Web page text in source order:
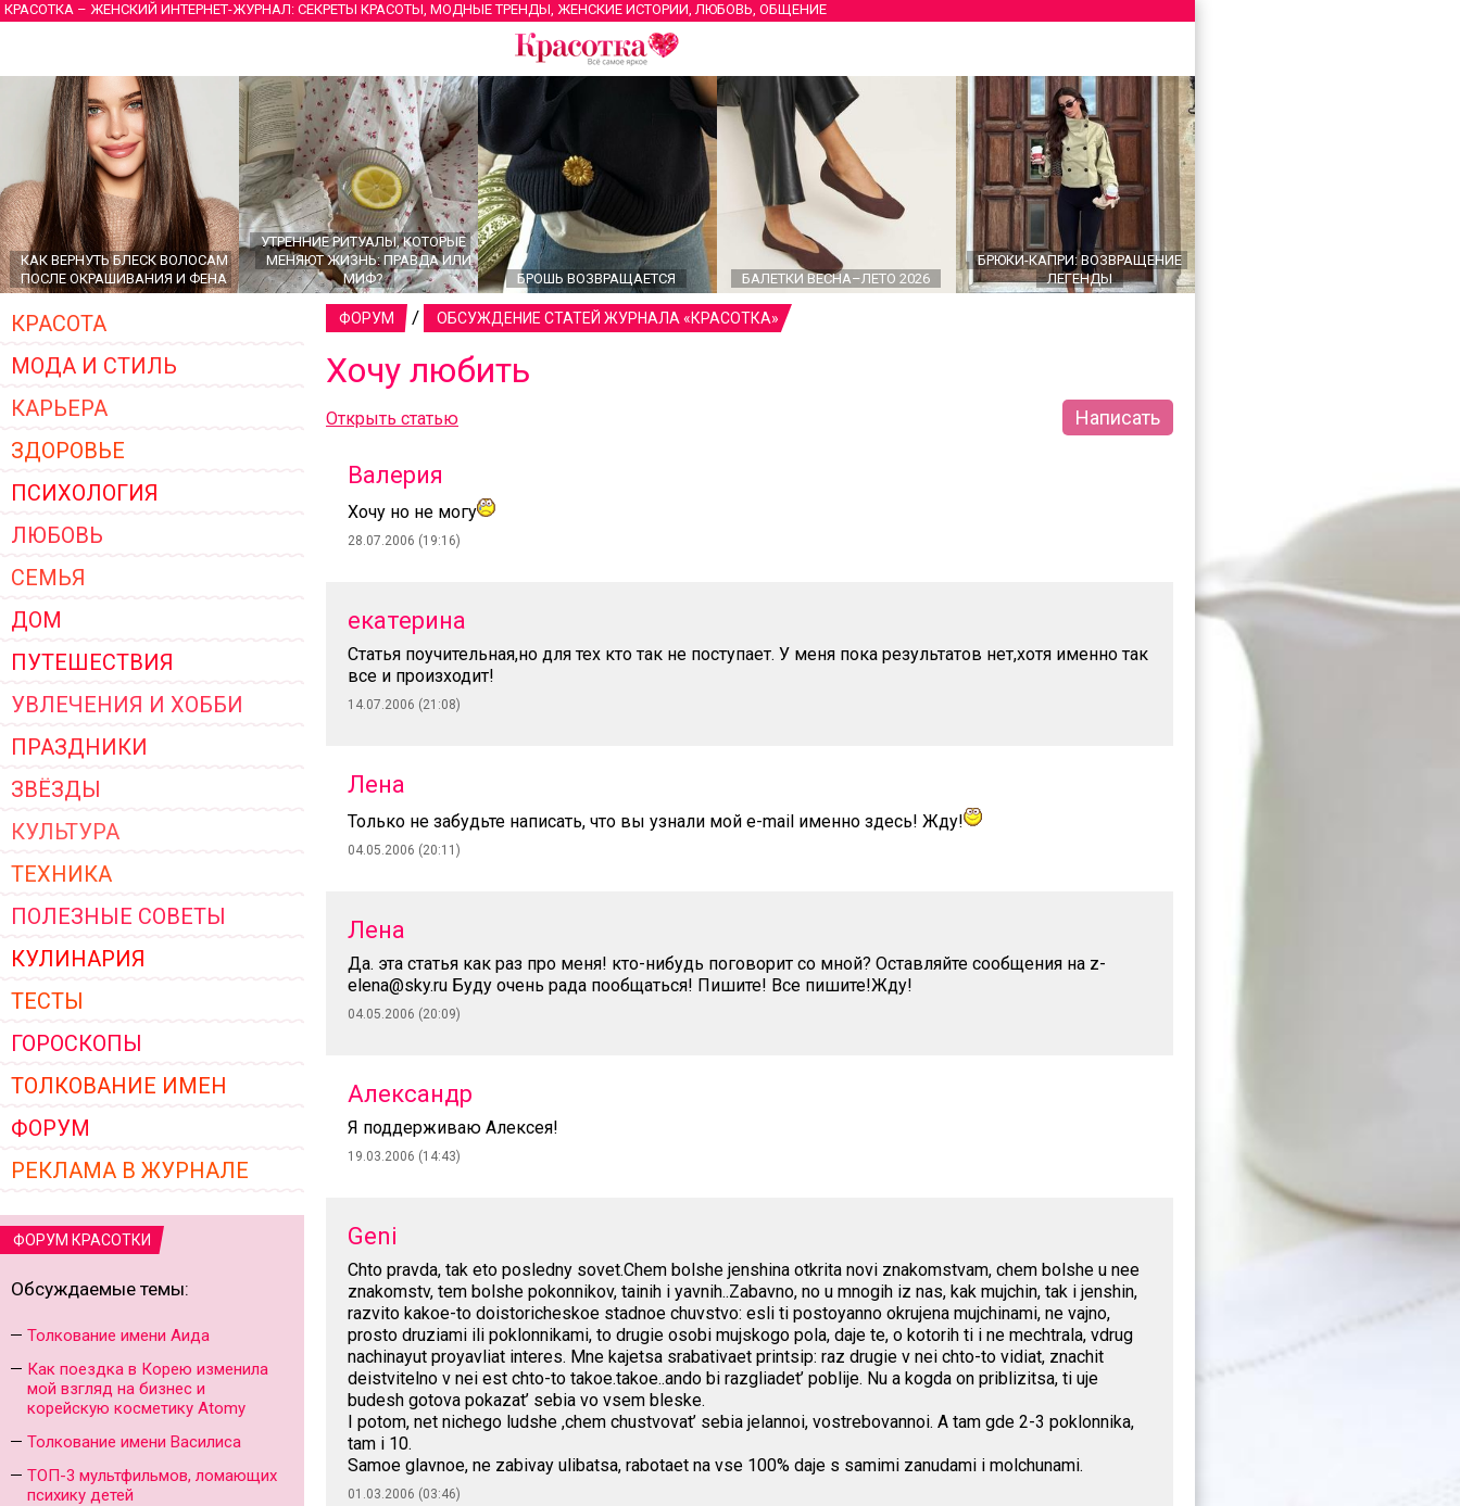
КРАСОТКА – ЖЕНСКИЙ ИНТЕРНЕТ-ЖУРНАЛ: СЕКРЕТЫ КРАСОТЫ, МОДНЫЕ ТРЕНДЫ, ЖЕНСКИЕ ИСТОРИИ, ЛЮБОВЬ, ОБЩЕНИЕ
КАК ВЕРНУТЬ БЛЕСК ВОЛОСАМ
ПОСЛЕ ОКРАШИВАНИЯ И ФЕНА
УТРЕННИЕ РИТУАЛЫ, КОТОРЫЕ
МЕНЯЮТ ЖИЗНЬ: ПРАВДА ИЛИ
МИФ?
БРОШЬ ВОЗВРАЩАЕТСЯ БАЛЕТКИ ВЕСНА–ЛЕТО 2026
БРЮКИ-КАПРИ: ВОЗВРАЩЕНИЕ
ЛЕГЕНДЫ
ГЛАВНЫЕ ТРЕНДЫ ВЕРХНЕЙ
ЖЕНСКОЙ ОДЕЖДЫ 2026
КРАСОТА
МОДА И СТИЛЬ
КАРЬЕРА
ЗДОРОВЬЕ
ПСИХОЛОГИЯ
ЛЮБОВЬ
СЕМЬЯ
ДОМ
ПУТЕШЕСТВИЯ
УВЛЕЧЕНИЯ И ХОББИ
ПРАЗДНИКИ
ЗВЁЗДЫ
КУЛЬТУРА
ТЕХНИКА
ПОЛЕЗНЫЕ СОВЕТЫ
КУЛИНАРИЯ
ТЕСТЫ
ГОРОСКОПЫ
ТОЛКОВАНИЕ ИМЕН
ФОРУМ
РЕКЛАМА В ЖУРНАЛЕ
ФОРУМ КРАСОТКИ
Обсуждаемые темы:
Толкование имени Аида
Как поездка в Корею изменила
мой взгляд на бизнес и
корейскую косметику Atomy
Толкование имени Василиса
ТОП-3 мультфильмов, ломающих
психику детей
ФОРУМ / ОБСУЖДЕНИЕ СТАТЕЙ ЖУРНАЛА «КРАСОТКА»
Хочу любить
Открыть статью Написать
Валерия
Хочу но не могу
28.07.2006 (19:16)
екатерина
Статья поучительная,но для тех кто так не поступает. У меня пока результатов нет,хотя именно так
все и произходит!
14.07.2006 (21:08)
Лена
Только не забудьте написать, что вы узнали мой e-mail именно здесь! Жду!
04.05.2006 (20:11)
Лена
Да. эта статья как раз про меня! кто-нибудь поговорит со мной? Оставляйте сообщения на z-
elena@sky.ru Буду очень рада пообщаться! Пишите! Все пишите!Жду!
04.05.2006 (20:09)
Александр
Я поддерживаю Алексея!
19.03.2006 (14:43)
Geni
Chto pravda, tak eto posledny sovet.Chem bolshe jenshina otkrita novi znakomstvam, chem bolshe u nee
znakomstv, tem bolshe pokonnikov, tainih i yavnih..Zabavno, no u mnogih iz nas, kak mujchin, tak i jenshin,
razvito kakoe-to doistoricheskoe stadnoe chuvstvo: esli ti postoyanno okrujena mujchinami, ne vajno,
prosto druziami ili poklonnikami, to drugie osobi mujskogo pola, daje te, o kotorih ti i ne mechtrala, vdrug
nachinayut proyavliat interes. Mne kajetsa srabativaet printsip: raz drugie v nei chto-to vidiat, znachit
deistvitelno v nei est chto-to takoe.takoe..ando bi razgliadet’ poblije. Nu a kogda on priblizitsa, ti uje
budesh gotova pokazat’ sebia vo vsem bleske.
I potom, net nichego ludshe ,chem chustvovat’ sebia jelannoi, vostrebovannoi. A tam gde 2-3 poklonnika,
tam i 10.
Samoe glavnoe, ne zabivay ulibatsa, rabotaet na vse 100% daje s samimi zanudami i molchunami.
01.03.2006 (03:46)